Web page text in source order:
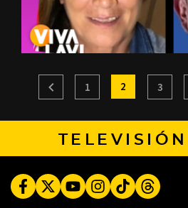
1 2 3
TELEVISIÓN
FacebookTwitterYoutubeInstagram
TikTokThreads